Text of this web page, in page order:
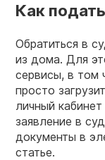
Как
Обратиться в
из дома. Для
сервисы, в том
просто
личный
заявление в
документы в
статье.